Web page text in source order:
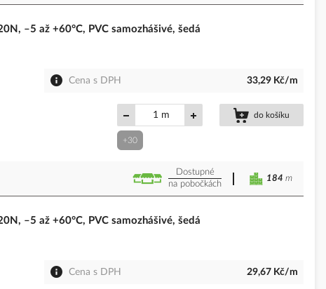
–5 až +60°C, PVC samozhášivé, šedá
Cena s DPH 33,29 Kč/m
m do košíku
+30
Dostupné
na pobočkách
184 m
–5 až +60°C, PVC samozhášivé, šedá
Cena s DPH 29,67 Kč/m